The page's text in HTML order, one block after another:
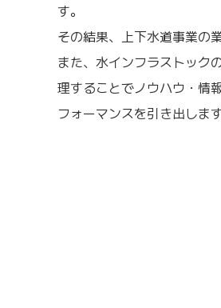
す。
その結果、上下水道事業の
また、水インフラストック
理することでノウハウ・情
フォーマンスを引き出します